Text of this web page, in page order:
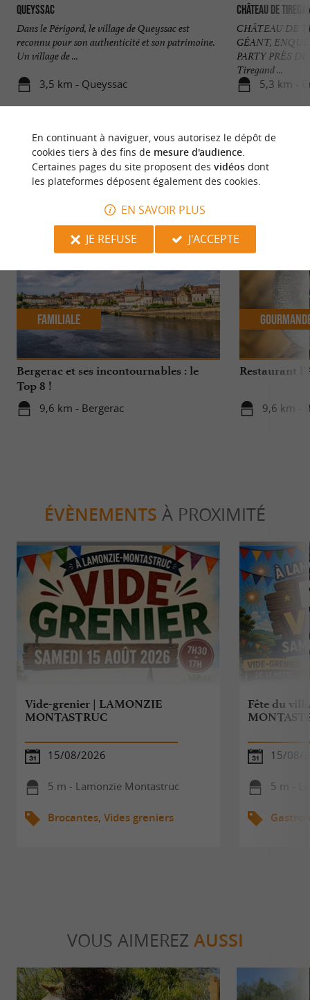
Queyssac
Dans le Périgord, le village de Queyssac est
reconnu pour son authenticité et son patrimoine.
Un village de ...
3,5 km - Queyssac
Château de
CHÂTEAU DE
GÉANT,
PARTY PRÈS
Tiregand ...
5,3 km -
NOUS AVONS TESTÉPOUR VOUS
Bergerac et ses incontournables : le
Top 8 !
9,6 km - Bergerac
Familiale
Restaurant
9,6 km -
ÉVÈNEMENTS À PROXIMITÉ
Vide-grenier | LAMONZIE
MONTASTRUC
15/08/2026
5 m - Lamonzie Montastruc
Brocantes, Vides greniers
Fête du
15/08/
5 m -
VOUS AIMEREZ AUSSI
En continuant à naviguer, vous autorisez le dépôt de
cookies tiers à des fins de mesure d'audience.
Certaines pages du site proposent des vidéosdont
les plateformes déposent également des cookies.
EN SAVOIR PLUS
JE REFUSE
J'ACCEPTE